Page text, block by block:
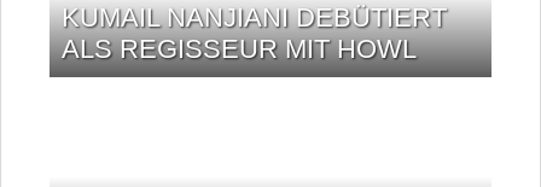
KUMAIL NANJIANI DEBÜTIERT
ALS REGISSEUR MIT HOWL